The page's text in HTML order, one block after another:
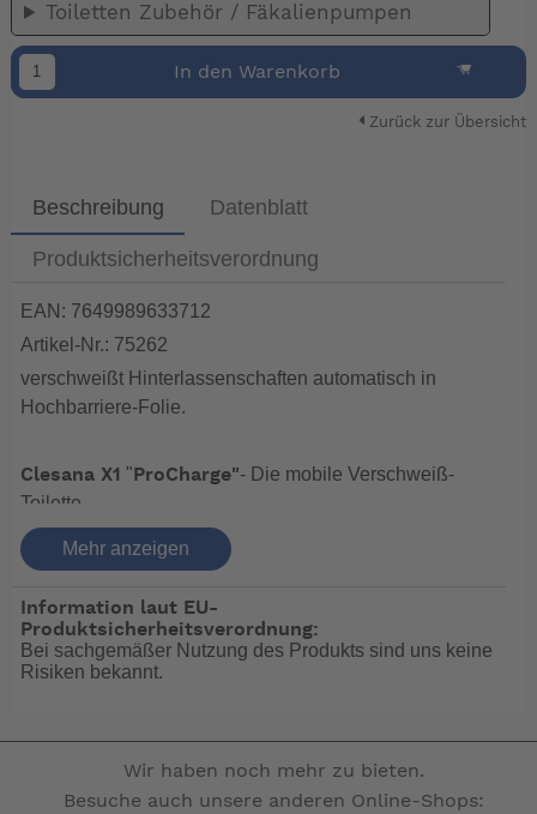
Toiletten Zubehör / Fäkalienpumpen
In den Warenkorb
Zurück zur Übersicht
Beschreibung Datenblatt
Produktsicherheitsverordnung
EAN: 7649989633712
Artikel-Nr.: 75262
verschweißt Hinterlassenschaften automatisch in
Hochbarriere-Folie.
Clesana X1 " ProCharge"- Die mobile Verschweiß-
Toilette.
Die neue Clesana X1 verschweißt
Hinterlassenschaften automatisch in Hochbarriere-
Deine Reise geht - die Clesana X1 ist autark,
hygienisch und passt in jedes Fahrzeug.
Die Clesana X1 ProCharge
Ladegerät für den Akku-Betrieb (im Vergleich zur
Clesana X1 in der Standardversion).
Bester mobiler Sanitär-Komfort ohne Grenzen! Das
Mehr anzeigen
Information laut EU-
Produktsicherheitsverordnung:
Bei sachgemäßer Nutzung des Produkts sind uns keine
Risiken bekannt.
Wir haben noch mehr zu bieten.
Besuche auch unsere anderen Online-Shops: